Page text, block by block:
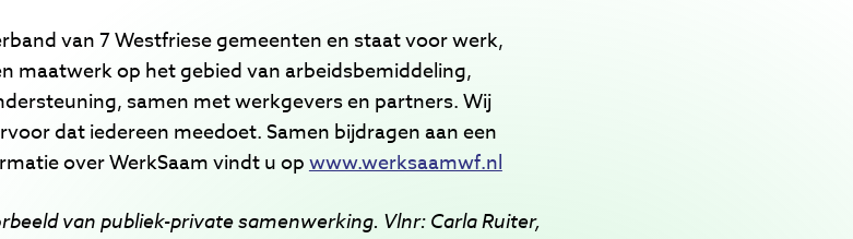
van 7 Westfriese gemeenten en staat voor werk,
maatwerk op het gebied van arbeidsbemiddeling,
samen met werkgevers en partners. Wij
dat iedereen meedoet. Samen bijdragen aan een
over WerkSaam vindt u opwww.werksaamwf.nl
van publiek-private samenwerking. Vlnr: Carla Ruiter,